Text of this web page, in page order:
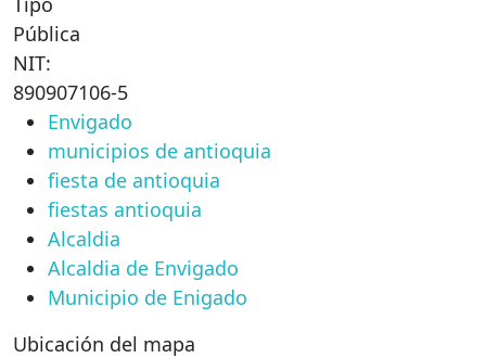
Pública
NIT:
890907106-5
Envigado
municipios de antioquia
fiesta de antioquia
fiestas antioquia
Alcaldia
Alcaldia de Envigado
Municipio de Enigado
Ubicación del mapa